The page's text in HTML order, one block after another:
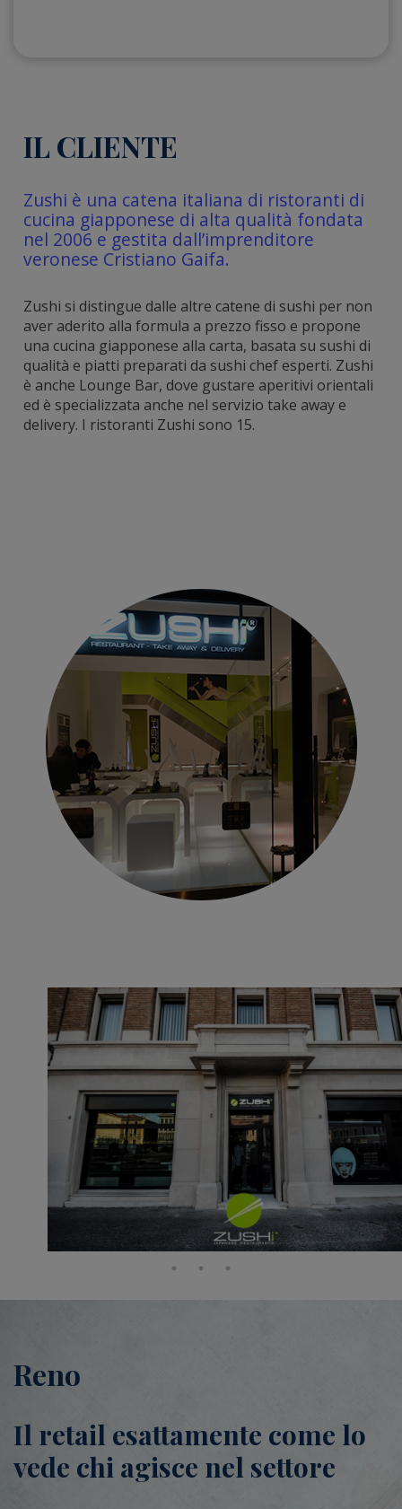
IL CLIENTE
Zushi è una catena italiana di ristoranti di
cucina giapponese di alta qualità fondata
nel 2006 e gestita dall’imprenditore
veronese Cristiano Gaifa.
Zushi si distingue dalle altre catene di sushi per non
aver aderito alla formula a prezzo fisso e propone
una cucina giapponese alla carta, basata su sushi di
qualità e piatti preparati da sushi chef esperti. Zushi
è anche Lounge Bar, dove gustare aperitivi orientali
ed è specializzata anche nel servizio take away e
delivery. I ristoranti Zushi sono 15.
Reno
Il retail esattamente come lo
vede chi agisce nel settore